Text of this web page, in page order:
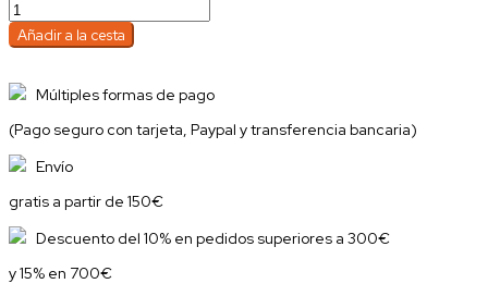
Añadir a la cesta
Múltiples formas de pago
(Pago seguro con tarjeta, Paypal y transferencia bancaria)
Envío
gratis a partir de 150€
Descuento del 10% en pedidos superiores a 300€
y 15% en 700€